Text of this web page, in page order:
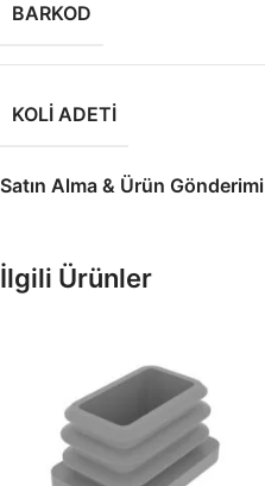
BARKOD
KOLI ADETI
Satın Alma & Ürün Gönderimi
İlgili Ürünler